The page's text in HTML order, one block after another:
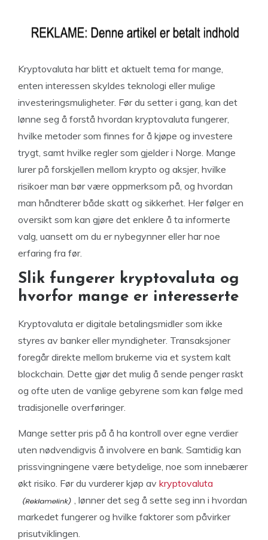
Kryptovaluta har blitt et aktuelt tema for mange,
enten interessen skyldes teknologi eller mulige
investeringsmuligheter. Før du setter i gang, kan det
lønne seg å forstå hvordan kryptovaluta fungerer,
hvilke metoder som finnes for å kjøpe og investere
trygt, samt hvilke regler som gjelder i Norge. Mange
lurer på forskjellen mellom krypto og aksjer, hvilke
risikoer man bør være oppmerksom på, og hvordan
man håndterer både skatt og sikkerhet. Her følger en
oversikt som kan gjøre det enklere å ta informerte
valg, uansett om du er nybegynner eller har noe
erfaring fra før.
Slik fungerer kryptovaluta og
hvorfor mange er interesserte
Kryptovaluta er digitale betalingsmidler som ikke
styres av banker eller myndigheter. Transaksjoner
foregår direkte mellom brukerne via et system kalt
blockchain. Dette gjør det mulig å sende penger raskt
og ofte uten de vanlige gebyrene som kan følge med
tradisjonelle overføringer.
Mange setter pris på å ha kontroll over egne verdier
uten nødvendigvis å involvere en bank. Samtidig kan
prissvingningene være betydelige, noe som innebærer
økt risiko. Før du vurderer kjøp av kryptovaluta
, lønner det seg å sette seg inn i hvordan
markedet fungerer og hvilke faktorer som påvirker
prisutviklingen.